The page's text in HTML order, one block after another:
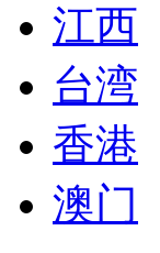
江西
台湾
香港
澳门